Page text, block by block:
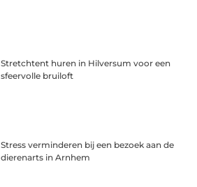
Stretchtent huren in Hilversum voor een
sfeervolle bruiloft
Stress verminderen bij een bezoek aan de
dierenarts in Arnhem